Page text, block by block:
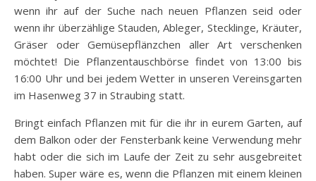
wenn ihr auf der Suche nach neuen Pflanzen seid oder
wenn ihr überzählige Stauden, Ableger, Stecklinge, Kräuter,
Gräser oder Gemüsepflänzchen aller Art verschenken
möchtet! Die Pflanzentauschbörse findet von 13:00 bis
16:00 Uhr und bei jedem Wetter in unseren Vereinsgarten
im Hasenweg 37 in Straubing statt.
Bringt einfach Pflanzen mit für die ihr in eurem Garten, auf
dem Balkon oder der Fensterbank keine Verwendung mehr
habt oder die sich im Laufe der Zeit zu sehr ausgebreitet
haben. Super wäre es, wenn die Pflanzen mit einem kleinen